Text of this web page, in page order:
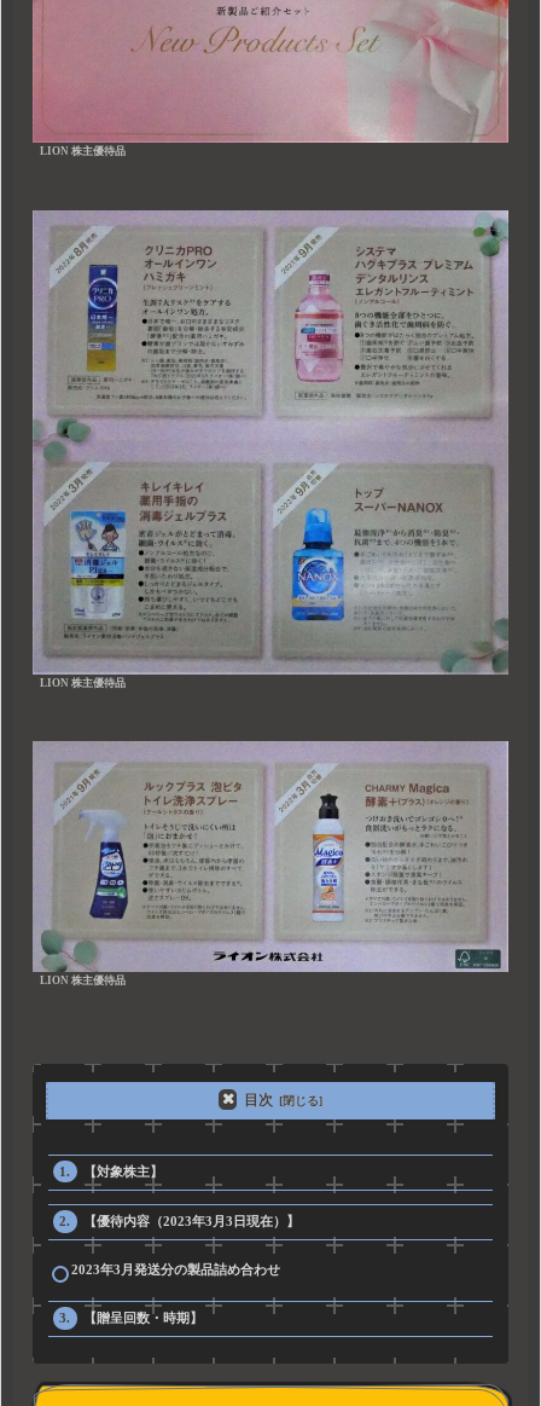
LION 株主優待品
LION 株主優待品
LION 株主優待品
目次
【対象株主】
【優待内容（2023年3月3日現在）】
2023年3月発送分の製品詰め合わせ
【贈呈回数・時期】